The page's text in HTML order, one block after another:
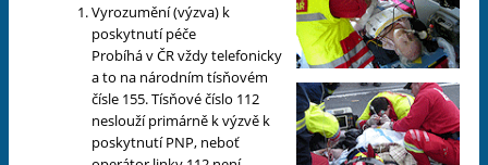
Vyrozumění (výzva) k
poskytnutí péče
Probíhá v ČR vždy telefonicky
a to na národním tísňovém
čísle 155. Tísňové číslo 112
neslouží primárně k výzvě k
poskytnutí PNP, neboť